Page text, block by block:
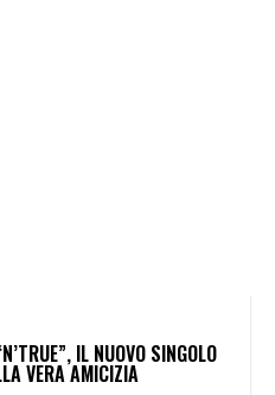
IL NUOVO SINGOLO
VERA AMICIZIA